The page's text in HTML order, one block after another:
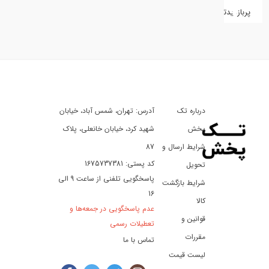
کفش
سفر
تفریح
پربازدیدترین
درباره تک
پخش
شرایط ارسال و
تحویل
شرایط بازگشت
کالا
قوانین و
مقررات
لیست قیمت
آدرس: تهران، شمس آباد، خیابان
شهید کرد، خیابان خانعلی، پلاک
87
کد پستی: 1675737381
پاسخگویی تلفنی از ساعت 9 الی
16
عدم پاسخگویی در جمعه‌ها و
تعطیلات رسمی
تماس با ما